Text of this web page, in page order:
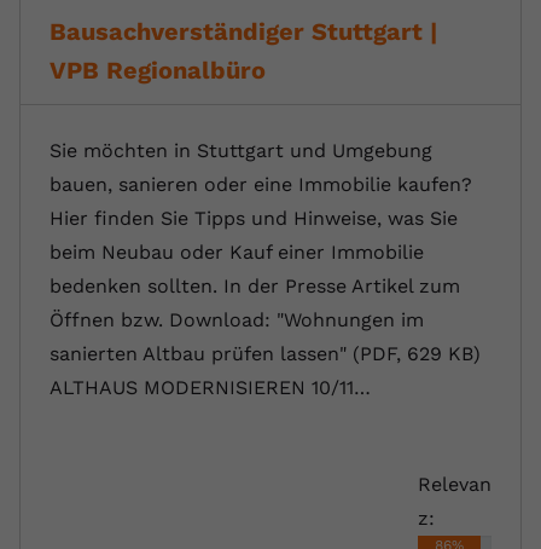
Bausachverständiger Stuttgart |
VPB Regionalbüro
Sie möchten in Stuttgart und Umgebung
bauen, sanieren oder eine Immobilie kaufen?
Hier finden Sie Tipps und Hinweise, was Sie
beim Neubau oder Kauf einer Immobilie
bedenken sollten. In der Presse Artikel zum
Öffnen bzw. Download: "Wohnungen im
sanierten Altbau prüfen lassen" (PDF, 629 KB)
ALTHAUS MODERNISIEREN 10/11…
Relevan
z:
86%